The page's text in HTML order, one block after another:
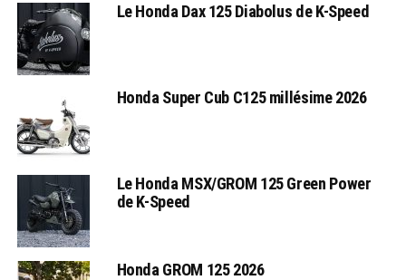
Le Honda Dax 125 Diabolus de K-Speed
Honda Super Cub C125 millésime 2026
Le Honda MSX/GROM 125 Green Power
de K-Speed
Honda GROM 125 2026